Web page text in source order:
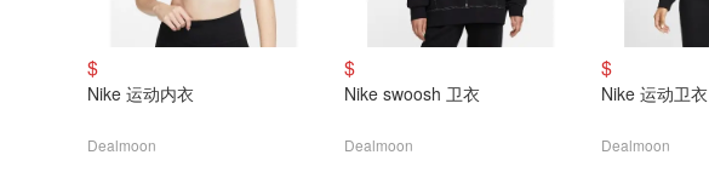
$
Nike 运动内衣
Dealmoon
$
Nike swoosh 卫衣
Dealmoon
$
Nike 运动卫衣
Dealmoon